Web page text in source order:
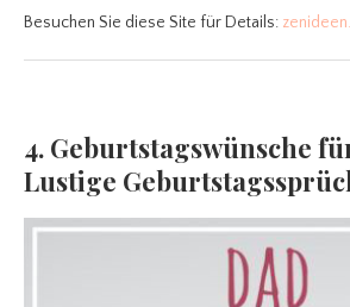
Besuchen Sie diese Site für Details:
4. Geburtstagswünsche
Lustige